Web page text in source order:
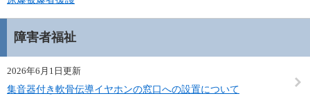
障害者福祉
2026年6月1日更新
集音器付き軟骨伝導イヤホンの窓口への設置について